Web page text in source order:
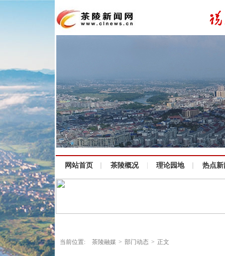
网站首页 茶陵概况 理论园地 热点新
当前位置: 茶陵融媒 > 部门动态 > 正文